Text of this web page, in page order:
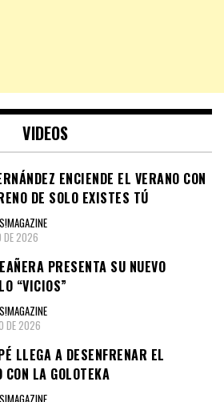
VIDEOS
ENCIENDE EL VERANO CON
DE SOLO EXISTES TÚ
DE 2026
PRESENTA SU NUEVO
“VICIOS”
DE 2026
LLEGA A DESENFRENAR EL
CON LA GOLOTEKA